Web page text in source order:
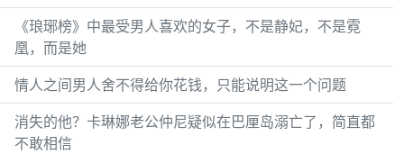
《琅琊榜》中最受男人喜欢的女子，不是静妃，不是霓
凰，而是她
情人之间男人舍不得给你花钱，只能说明这一个问题
消失的他？卡琳娜老公仲尼疑似在巴厘岛溺亡了，简直都
不敢相信